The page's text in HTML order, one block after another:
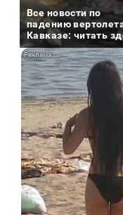
Все новости по
падению
Кавказе: читать